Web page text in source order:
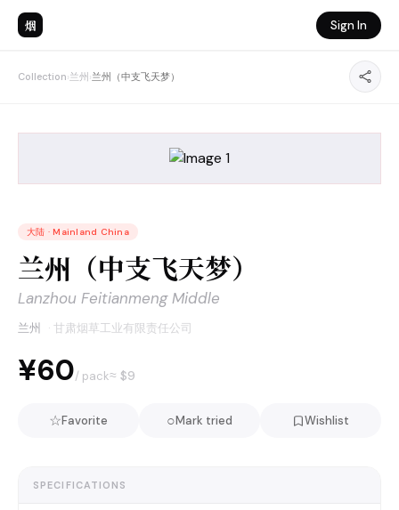
烟 Sign In
Collection›兰州 ›兰州（中支飞天梦）
大陆 · Mainland China
兰州（中支飞天梦）
Lanzhou Feitianmeng Middle
兰州 · 甘肃烟草工业有限责任公司
¥60/ pack≈ $9
☆Favorite ○Mark tried Wishlist
SPECIFICATIONS